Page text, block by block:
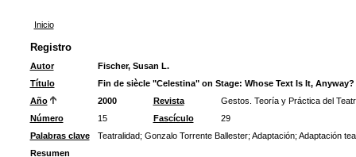
Inicio
Registro
Autor
Fischer, Susan L.
Título
Fin de siècle "Celestina" on Stage: Whose Text Is It, Anyway?
Año
2000 Revista
Gestos. Teoría y Práctica del
Número
15 Fascículo
29
Palabras clave
Teatralidad; Gonzalo Torrente Ballester; Adaptación; Adaptación
Resumen